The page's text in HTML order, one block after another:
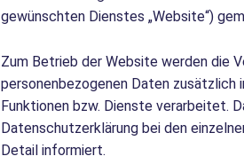
gewünschten Dienstes „Website“)
Zum Betrieb der Website werden die
personenbezogenen Daten zusätzlich
Funktionen bzw. Dienste verarbeitet.
Datenschutzerklärung bei den
Detail informiert.